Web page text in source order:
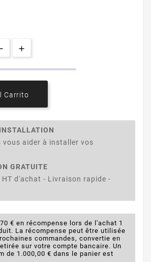
Carrito
vous aider à installer vos
GRATUITE
HT d'achat - Livraison rapide -
€ en récompense lors de l'achat 1
La récompense peut être utilisée
commandes, convertie en
sur votre compte bancaire. Un
de 1.000,00 € dans le panier est